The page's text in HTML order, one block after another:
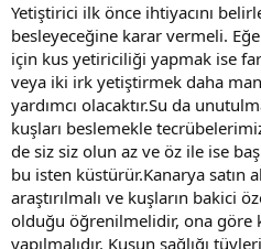
n
i
Yetiştirici ilk önce ihtiyacını
besleyeceğine karar vermeli.
için kus yetiriciliği yapmak ise
veya iki irk yetiştirmek daha
yardımcı olacaktır.Su da
kuşları beslemekle
de siz siz olun az ve öz ile ise
bu isten küstürür.Kanarya satın
araştırılmalı ve kuşların bakici
olduğu öğrenilmelidir, ona göre
yapılmalıdır. Kusun sağlığı